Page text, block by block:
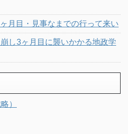
月目・見事なまでの行って来い
し3ヶ月目に襲いかかる地政学
）